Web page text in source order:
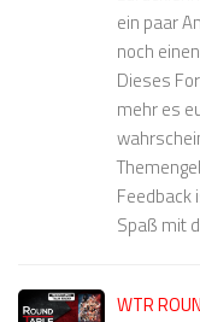
ein paar
noch
Dieses
mehr es
Feedback
Spaß mit
WTR